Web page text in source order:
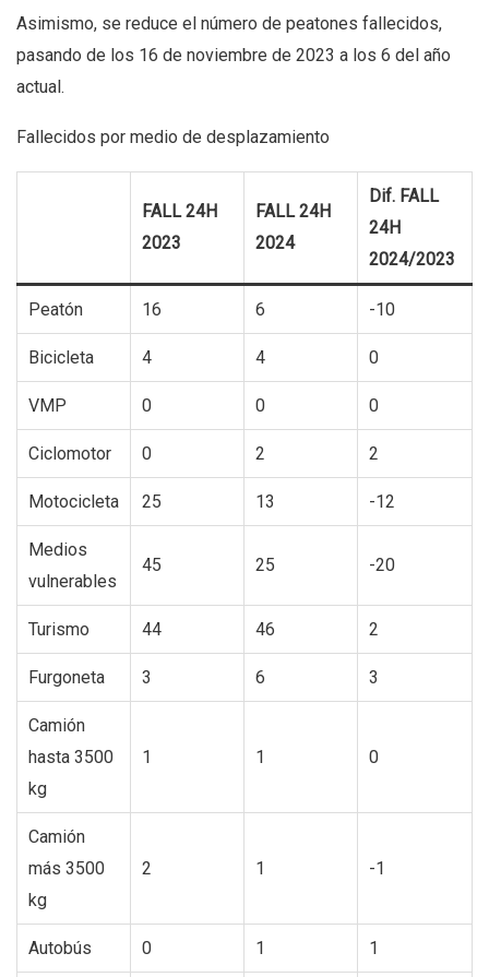
Asimismo, se reduce el número de peatones fallecidos,
pasando de los 16 de noviembre de 2023 a los 6 del año
actual.
Fallecidos por medio de desplazamiento
FALL 24H
2023
FALL 24H
2024
Dif. FALL
24H
2024/2023
Peatón 16 6 -10
Bicicleta 4 4 0
VMP 0 0 0
Ciclomotor 0 2 2
Motocicleta 25 13 -12
Medios
vulnerables
45 25 -20
Turismo 44 46 2
Furgoneta 3 6 3
Camión
hasta 3500
kg
1 1 0
Camión
más 3500
kg
2 1 -1
Autobús 0 1 1